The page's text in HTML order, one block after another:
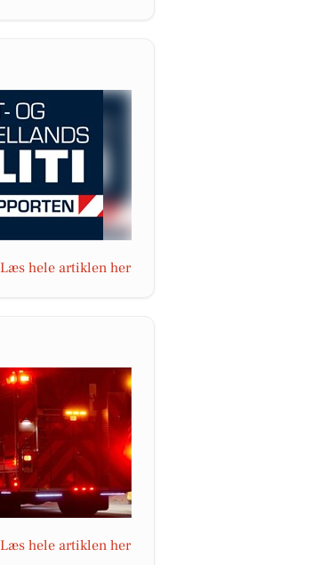
Læs hele artiklen her
Læs hele artiklen her